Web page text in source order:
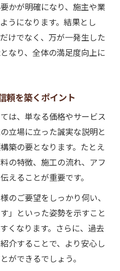
かが明確になり、施主や業
うになります。結果とし
けでなく、万が一発生した
なり、全体の満足度向上に
頼を築くポイント
は、単なる価格やサービス
立場に立った誠実な説明と
築の要となります。たとえ
の特徴、施工の流れ、アフ
えることが重要です。
のご要望をしっかり伺い、
」といった姿勢を示すこと
くなります。さらに、過去
介することで、より安心し
ができるでしょう。